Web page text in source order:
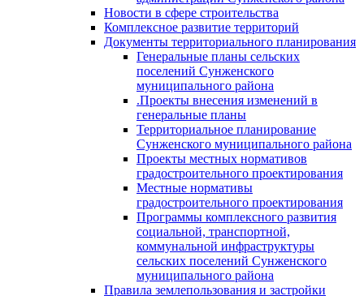
Новости в сфере строительства
Комплексное развитие территорий
Документы территориального планирования
Генеральные планы сельских
поселений Сунженского
муниципального района
.Проекты внесения изменений в
генеральные планы
Территориальное планирование
Сунженского муниципального района
Проекты местных нормативов
градостроительного проектирования
Местные нормативы
градостроительного проектирования
Программы комплексного развития
социальной, транспортной,
коммунальной инфраструктуры
сельских поселений Сунженского
муниципального района
Правила землепользования и застройки